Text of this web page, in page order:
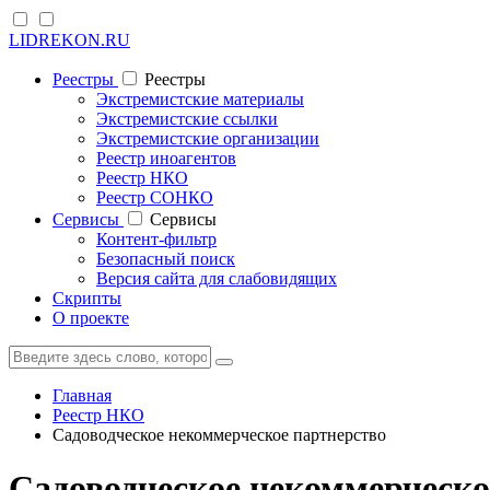
LIDREKON.RU
Реестры
Реестры
Экстремистские материалы
Экстремистские ссылки
Экстремистские организации
Реестр иноагентов
Реестр НКО
Реестр СОНКО
Cервисы
Cервисы
Контент-фильтр
Безопасный поиск
Версия сайта для слабовидящих
Скрипты
О проекте
Главная
Реестр НКО
Садоводческое некоммерческое партнерство